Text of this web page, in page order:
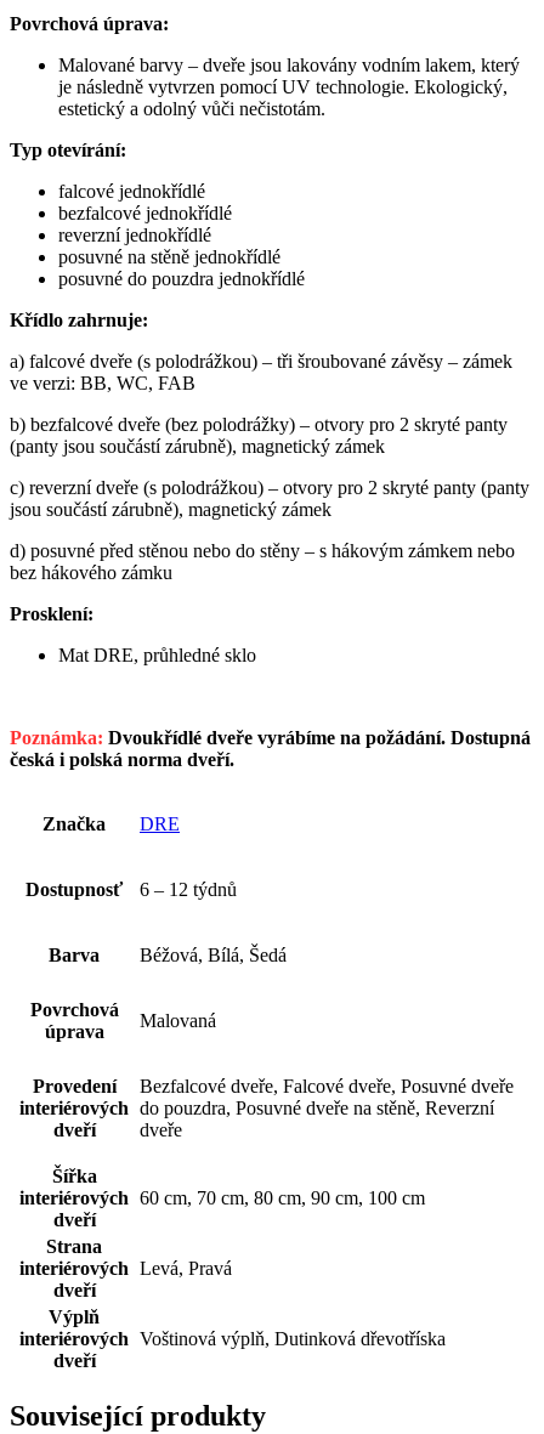
Povrchová úprava:
Malované barvy – dveře jsou lakovány vodním lakem, který
je následně vytvrzen pomocí UV technologie. Ekologický,
estetický a odolný vůči nečistotám.
Typ otevírání:
falcové jednokřídlé
bezfalcové jednokřídlé
reverzníjednokřídlé
posuvné na stěně jednokřídlé
posuvné do pouzdra jednokřídlé
Křídlo zahrnuje:
a) falcové dveře (s polodrážkou) – tři šroubované závěsy – zámek
ve verzi: BB, WC, FAB
b) bezfalcové dveře (bez polodrážky) – otvory pro 2 skryté panty
(panty jsou součástí zárubně), magnetický zámek
c) reverzní dveře (s polodrážkou) – otvory pro 2 skryté panty (panty
jsou součástí zárubně), magnetický zámek
d) posuvné před stěnou nebo do stěny – s hákovým zámkem nebo
bez hákového zámku
Prosklení:
Mat DRE, průhledné sklo
Poznámka: Dvoukřídlé dveře vyrábíme na požádání. Dostupná
česká i polská norma dveří.
Značka DRE
Dostupnosť 6 – 12 týdnů
Barva Béžová, Bílá, Šedá
Povrchová
úprava
Malovaná
Provedení
interiérových
dveří
Bezfalcové dveře, Falcové dveře, Posuvné dveře
do pouzdra, Posuvné dveře na stěně, Reverzní
dveře
Šířka
interiérových
dveří
60 cm, 70 cm, 80 cm, 90 cm, 100 cm
Strana
interiérových
dveří
Levá, Pravá
Výplň
interiérových
dveří
Voštinová výplň, Dutinková dřevotříska
Související produkty